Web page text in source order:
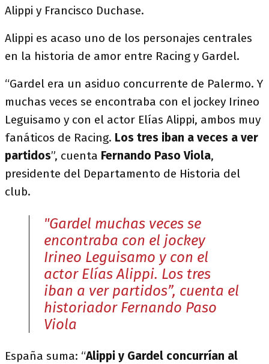
Alippi y Francisco Duchase.
Alippi es acaso uno de los personajes centrales
en la historia de amor entre Racing y Gardel.
“Gardel era un asiduo concurrente de Palermo. Y
muchas veces se encontraba con el jockey Irineo
Leguisamo y con el actor Elías Alippi, ambos muy
fanáticos de Racing. Los tres iban a veces a ver
partidos”, cuenta Fernando Paso Viola,
presidente del Departamento de Historia del
club.
"Gardel muchas veces se
encontraba con el jockey
Irineo Leguisamo y con el
actor Elías Alippi. Los tres
iban a ver partidos”, cuenta el
historiador Fernando Paso
Viola
España suma: “Alippi y Gardel concurrían al